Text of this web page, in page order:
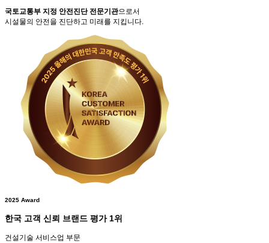
국토교통부 지정 안전진단 전문기관으로서
시설물의 안전을 진단하고 미래를 지킵니다.
2025 Award
한국 고객 신뢰 브랜드 평가 1위
건설기술 서비스업 부문